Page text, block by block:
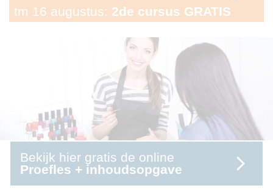
tm 16 augustus: 2de cursus GRATIS
Bekijk hier gratis de online
Proefles + inhoudsopgave